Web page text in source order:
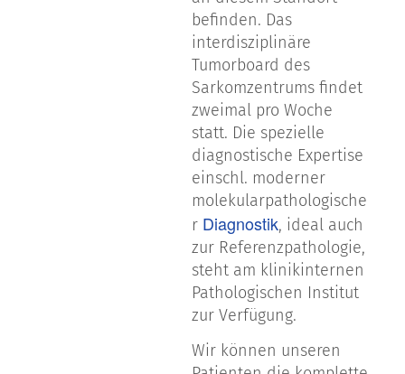
befinden. Das
interdisziplinäre
Tumorboard des
Sarkomzentrums findet
zweimal pro Woche
statt. Die spezielle
diagnostische Expertise
einschl. moderner
molekularpathologische
r Diagnostik, ideal auch
zur Referenzpathologie,
steht am klinikinternen
Pathologischen Institut
zur Verfügung.
Wir können unseren